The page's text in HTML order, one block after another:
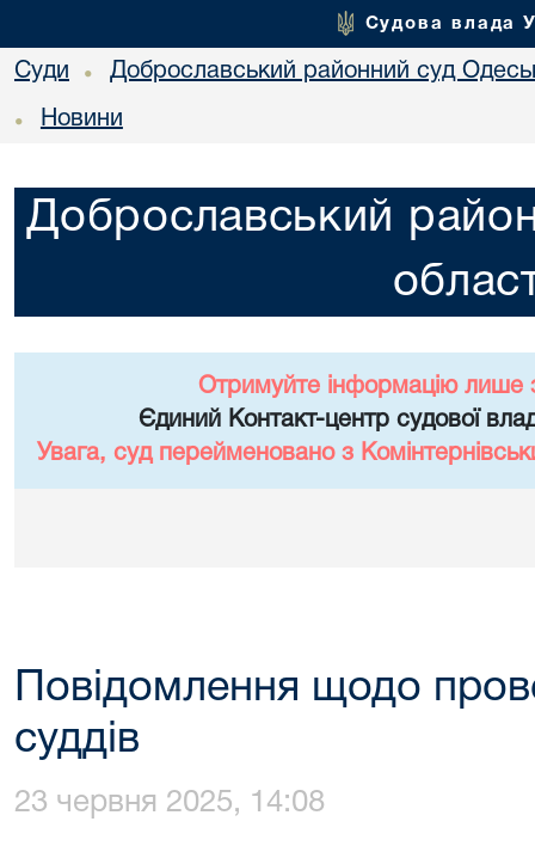
Судова влада
Суди • Доброславський районний суд
• Новини
Доброславський
Отримуйте інформацію лише
Єдиний Контакт-центр судової
Увага, суд перейменовано з
Повідомлення щодо
суддів
23 червня 2025, 14:08